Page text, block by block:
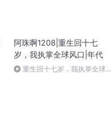
阿珠啊1208|重生回十七
岁，我执掌全球风口|年代
重生回十七岁，我执掌全球风